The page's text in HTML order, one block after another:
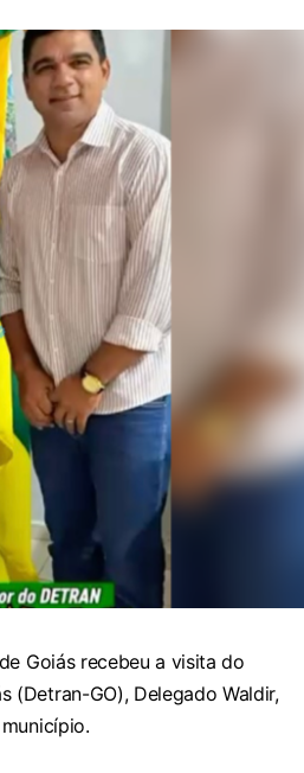
Goiás recebeu a visita do
(Detran-GO), Delegado Waldir,